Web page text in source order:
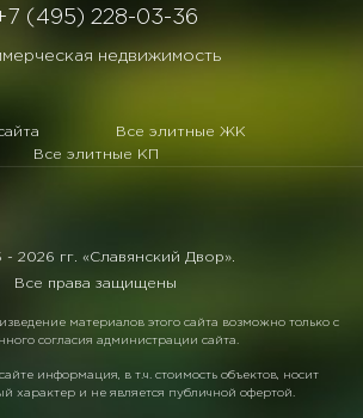
(495) 228-03-36
недвижимость
Все элитные ЖК
Все элитные КП
- 2026 гг. «Славянский Двор».
Все права защищены
материалов этого сайта возможно только с
согласия администрации сайта.
информация, в т.ч. стоимость объектов, носит
характер и не является публичной офертой.